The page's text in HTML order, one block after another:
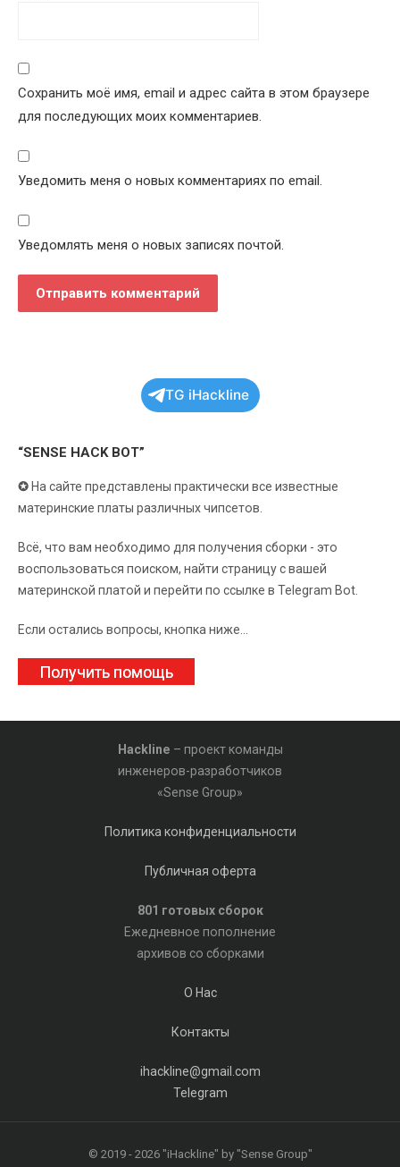
Сохранить моё имя, email и адрес сайта в этом браузере
для последующих моих комментариев.
Уведомить меня о новых комментариях по email.
Уведомлять меня о новых записях почтой.
TG iHackline
“SENSE HACK BOT”
✪ На сайте представлены практически все известные
материнские платы различных чипсетов.
Всё, что вам необходимо для получения сборки - это
воспользоваться поиском, найти страницу с вашей
материнской платой и перейти по ссылке в Telegram Bot.
Если остались вопросы, кнопка ниже...
Получить помощь
Hackline – проект команды
инженеров-разработчиков
«Sense Group»
Политика конфиденциальности
Публичная оферта
801 готовых сборок
Ежедневное пополнение
архивов со сборками
О Нас
Контакты
ihackline@gmail.com
Telegram
© 2019 - 2026 "iHackline" by "Sense Group"